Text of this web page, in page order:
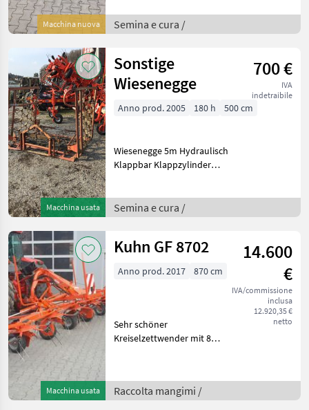
Macchina nuova
Gegensatz zu den
leichteren Ausführungen
Semina e cura /
Macchina usata
Sonstige
Wiesenegge
700 €
IVA
indetraibile
Anno prod. 2005 180 h 500 cm
Wiesenegge 5m Hydraulisch
Klappbar Klappzylinder
Erpici da prato
Semina e cura /
Macchina usata
Kuhn GF 8702
14.600
€
IVA/commissione
inclusa
12.920,35 €
netto
Anno prod. 2017 870 cm
Sehr schöner
Kreiselzettwender mit 8
Kommen sie vorbei, das
Team der Firma Fischer
Raccolta mangimi /